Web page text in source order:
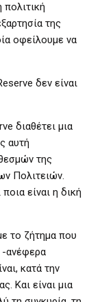
πολιτική
της
οφείλουμε να
δεν είναι
διαθέτει μια
αυτή
της
Πολιτειών.
είναι η δική
το ζήτημα που
-ανέφερα
κατά την
Και είναι μια